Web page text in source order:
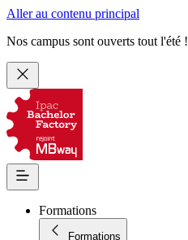
Aller au contenu principal
Nos campus sont ouverts tout l'été !
Formations
Formations